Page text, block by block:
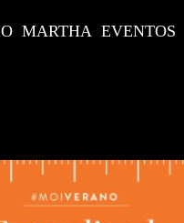
MARTHA EVENTOS